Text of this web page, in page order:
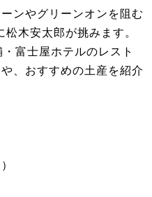
ンやグリーンオンを阻む
木安太郎が挑みます。
富士屋ホテルのレスト
、おすすめの土産を紹介